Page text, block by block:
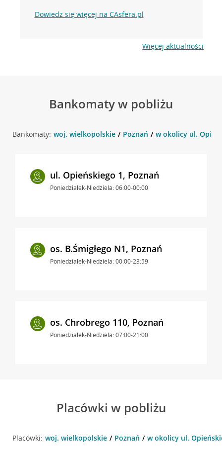
Dowiedz się więcej na CAsfera.pl
Więcej aktualności
Bankomaty w pobliżu
Bankomaty: woj. wielkopolskie Poznań w okolicy ul.
ul. Opieńskiego 1, Poznań
Poniedziałek-Niedziela: 06:00-00:00
os. B.Śmigłego N1, Poznań
Poniedziałek-Niedziela: 00:00-23:59
os. Chrobrego 110, Poznań
Poniedziałek-Niedziela: 07:00-21:00
Placówki w pobliżu
Placówki: woj. wielkopolskie Poznań w okolicy ul.